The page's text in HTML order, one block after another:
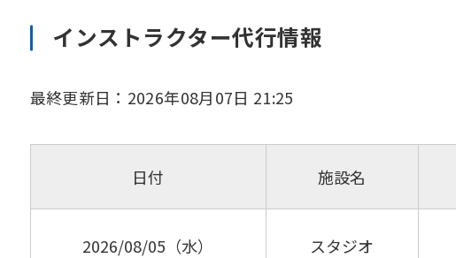
インストラクター代行情報
最終更新日：2026年08月07日 21:25
日付 施設名
2026/08/05（水） スタジオ